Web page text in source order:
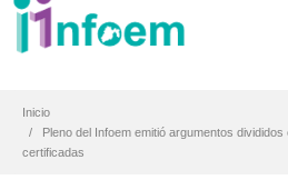
Inicio
Pleno del Infoem emitió argumentos
certificadas